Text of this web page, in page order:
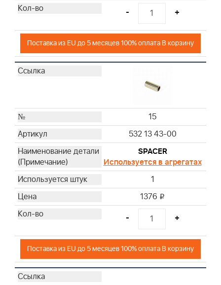
- +
Поставка из EU до 5 месяцев 100% оплата В корзину
15
532 13 43-00
SPACER
Используется в агрегатах
1
1376 i
- +
Поставка из EU до 5 месяцев 100% оплата В корзину